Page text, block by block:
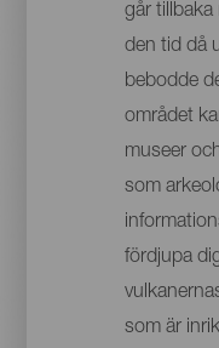
går tillbaka
den tid då
bebodde
området
museer
som
fördjupa
som är